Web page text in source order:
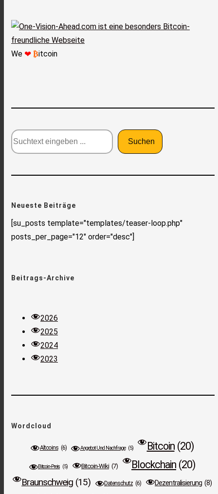
We ❤ ₿itcoin
Suchtext
Suchen
Neueste Beiträge
[su_posts template="templates/teaser-loop.php"
posts_per_page="12" order="desc"]
Beitrags-Archive
2026
2025
2024
2023
Wordcloud
Altcoins (6) Angebot Und Nachfrage (5) Bitcoin (20)
Bitcoin-Preis (5) Bitcoin-Wiki (7) Blockchain (20)
Braunschweig (15) Datenschutz (6) Dezentralisierung (8)